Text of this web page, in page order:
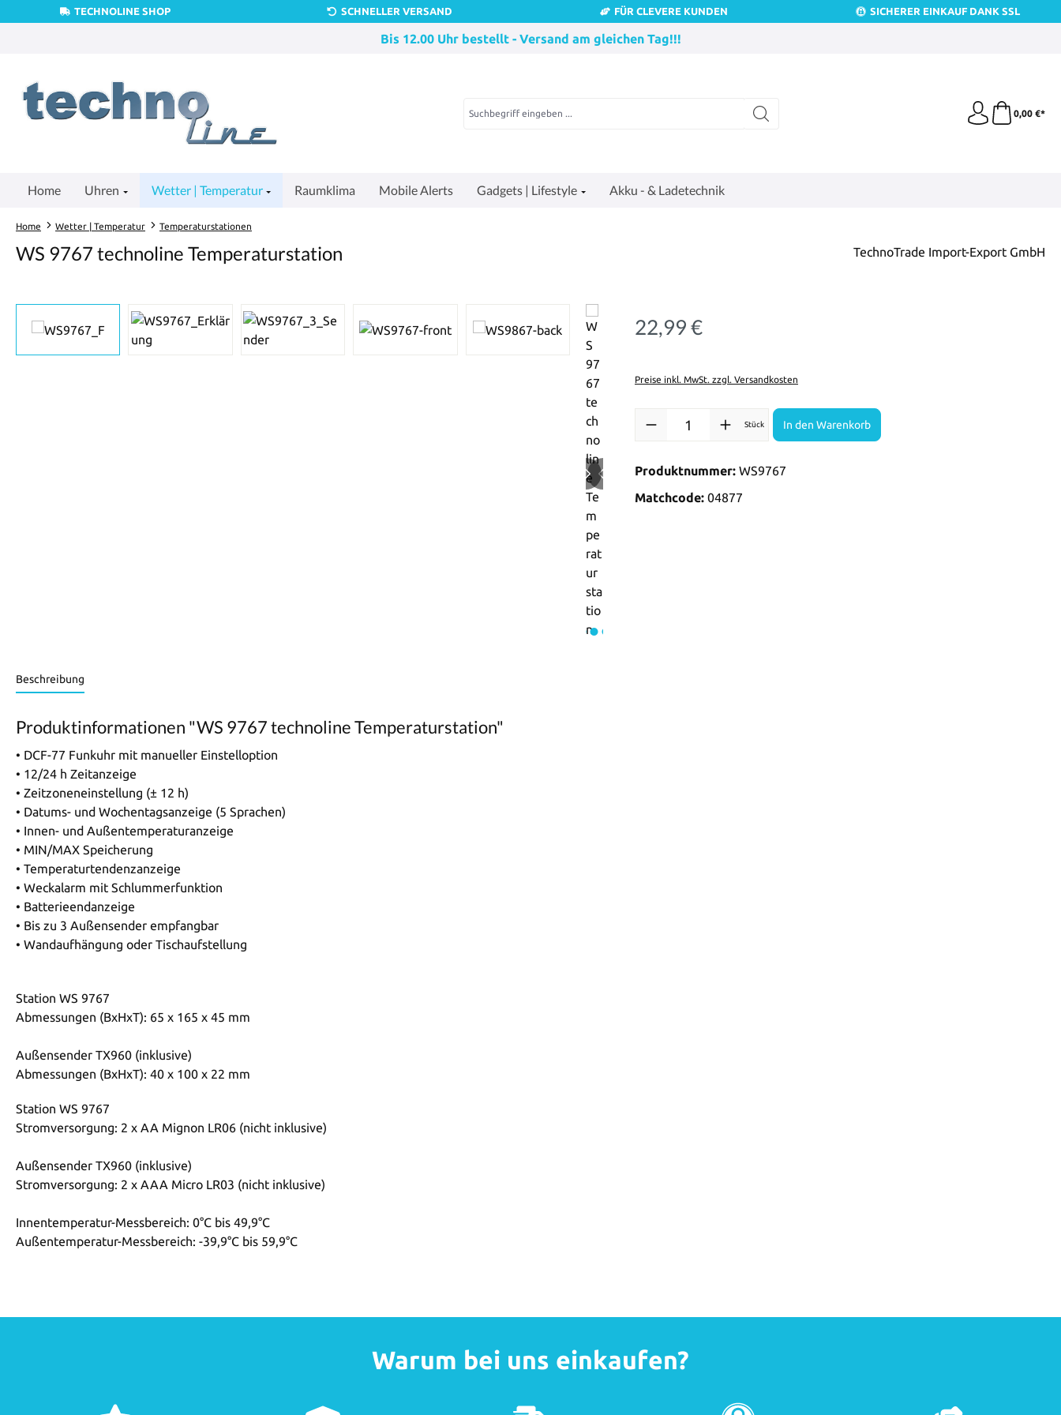
Hauptinhalt springen
Zur Suche springen
Zur Hauptnavigation springen
TECHNOLINE SHOP SCHNELLER VERSAND FÜR CLEVERE KUNDEN SICHERER EINKAUF DANK SSL
Bis 12.00 Uhr bestellt - Versand am gleichen Tag!!!
0,00 €*
Home Uhren Wetter | Temperatur Raumklima Mobile Alerts Gadgets | Lifestyle Akku - & Ladetechnik
Home Wetter | Temperatur Temperaturstationen
WS 9767 technoline Temperaturstation TechnoTrade Import-Export GmbH
Regulärer Preis:
22,99 €
Preise inkl. MwSt. zzgl. Versandkosten
Produkt Anzahl: Gib den gewünschten Wert ein oder benutze die
Stück In den Warenkorb
Produktnummer: WS9767
Matchcode: 04877
Beschreibung
Produktinformationen "WS 9767 technoline Temperaturstation"
• DCF-77 Funkuhr mit manueller Einstelloption
• 12/24 h Zeitanzeige
• Zeitzoneneinstellung (± 12 h)
• Datums- und Wochentagsanzeige (5 Sprachen)
• Innen- und Außentemperaturanzeige
• MIN/MAX Speicherung
• Temperaturtendenzanzeige
• Weckalarm mit Schlummerfunktion
• Batterieendanzeige
• Bis zu 3 Außensender empfangbar
• Wandaufhängung oder Tischaufstellung
Station WS 9767
Abmessungen (BxHxT): 65 x 165 x 45 mm
Außensender TX960 (inklusive)
Abmessungen (BxHxT): 40 x 100 x 22 mm
Station WS 9767
Stromversorgung: 2 x AA Mignon LR06 (nicht inklusive)
Außensender TX960 (inklusive)
Stromversorgung: 2 x AAA Micro LR03 (nicht inklusive)
Innentemperatur-Messbereich: 0°C bis 49,9°C
Außentemperatur-Messbereich: -39,9°C bis 59,9°C
Warum bei uns einkaufen?